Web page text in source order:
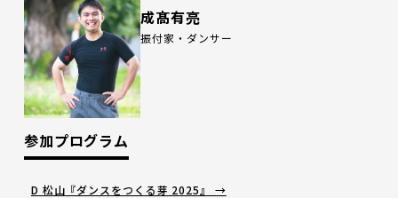
成髙有亮
振付家・ダンサー
参加プログラム
D 松山『ダンスをつくる芽 2025』 →